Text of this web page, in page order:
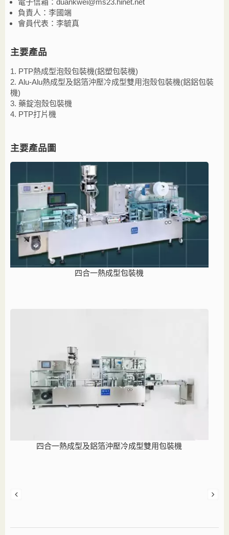
電子信箱：duankwei@ms23.hinet.net
負責人：李國端
會員代表：李毓真
主要產品
1. PTP熱成型泡殼包裝機(鋁塑包裝機)
2. Alu-Alu熱成型及鋁箔沖壓冷成型雙用泡殼包裝機(鋁鋁包裝
機)
3. 藥錠泡殼包裝機
4. PTP打片機
主要產品圖
四合一熱成型包裝機
四合一熱成型及鋁箔沖壓冷成型雙用包裝機